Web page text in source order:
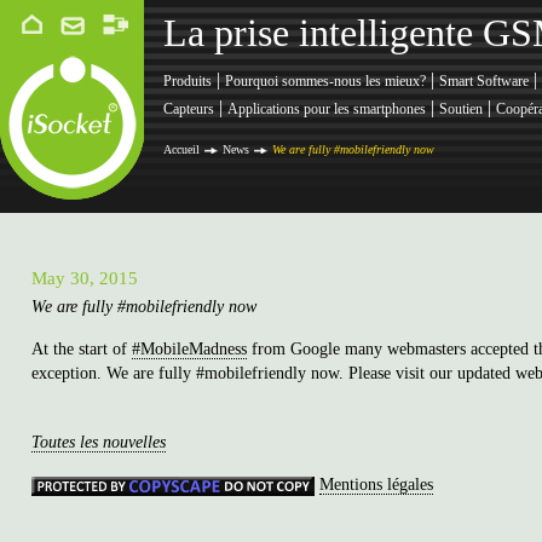
La prise intelligente
Produits | Pourquoi sommes-nous les mieux? | Smart Software |
Capteurs | Applications pour les smartphones | Soutien |
Accueil News We are fully #mobilefriendly now
May 30, 2015
We are fully #mobilefriendly now
At the start of #MobileMadness from Google many webmasters
exception. We are fully #mobilefriendly now. Please visit our updated
Toutes les nouvelles
Mentions légales